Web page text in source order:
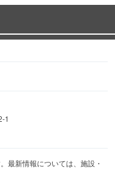
1
最新情報については、施設・